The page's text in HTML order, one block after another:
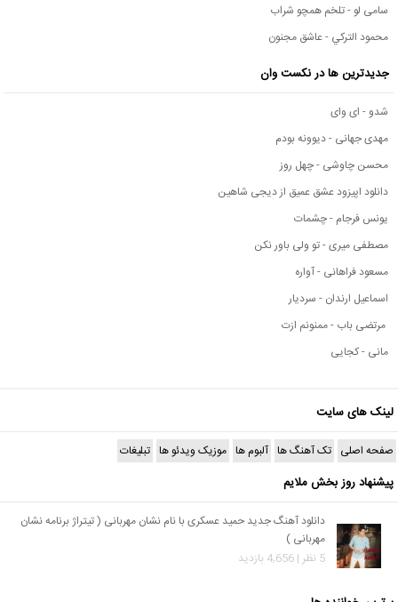
سامی لو - تلخم همچو شراب
محمود التركي - عاشق مجنون
جدیدترین ها در نکست وان
شدو - ای وای
مهدی جهانی - دیوونه بودم
محسن چاوشی - چهل روز
دانلود اپیزود عشق عمیق از دیجی شاهین
یونس فرجام - چشمات
مصطفی میری - تو ولی باور نکن
مسعود فراهانی - آواره
اسماعیل ارندان - سردیار
مرتضی باب - ممنونم ازت
مانی - کجایی
لینک های سایت
صفحه اصلی تک آهنگ ها آلبوم ها موزیک ویدئو ها تبلیغات
پیشنهاد روز بخش ملایم
دانلود آهنگ جدید حمید عسکری با نام نشان مهربانی ( تیتراژ برنامه نشان
مهربانی )
5 نظر | 4,656 بازدید